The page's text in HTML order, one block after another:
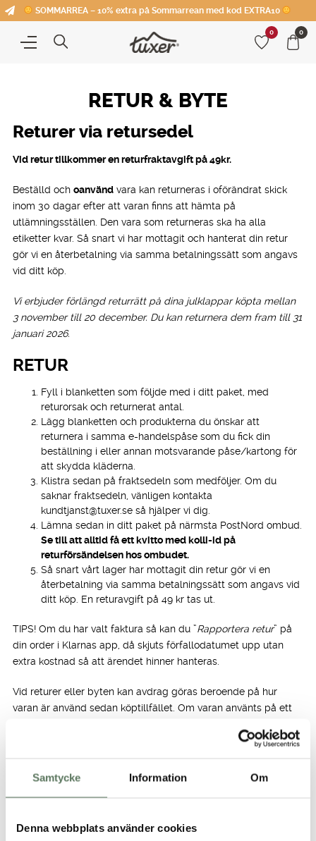
Samtycke Information Om
Denna webbplats använder cookies
SOMMARREA – 10% extra på Sommarrean med kod EXTRA10
0 0
RETUR & BYTE
Returer via retursedel
Vid retur tillkommer en returfraktavgift på 49kr.
Beställd ochoanvänd vara kan returneras i oförändrat skick
inom 30 dagar efter att varan finns att hämta på
utlämningsställen. Den vara som returneras ska ha alla
etiketter kvar. Så snart vi har mottagit och hanterat din retur
gör vi en återbetalning via samma betalningssätt som angavs
vid ditt köp.
Vi erbjuder förlängd returrätt på dina julklappar köpta mellan
3 november till 20 december. Du kan returnera dem fram till 31
januari 2026.
RETUR
Fyll i blanketten som följde med i ditt paket, med
returorsak och returnerat antal.
Lägg blanketten och produkterna du önskar att
returnera i samma e-handelspåse som du fick din
beställning i eller annan motsvarande påse/kartong för
att skydda kläderna.
Klistra sedan på fraktsedeln som medföljer. Om du
saknar fraktsedeln, vänligen kontakta
kundtjanst@tuxer.se så hjälper vi dig.
Lämna sedan in ditt paket på närmsta PostNord ombud.
Se till att alltid få ett kvitto med kolli-id på
returförsändelsen hos ombudet.
Så snart vårt lager har mottagit din retur gör vi en
återbetalning via samma betalningssätt som angavs vid
ditt köp. En returavgift på 49 kr tas ut.
TIPS! Om du har valt faktura så kan du ”Rapportera retur” på
din order i Klarnas app, då skjuts förfallodatumet upp utan
extra kostnad så att ärendet hinner hanteras.
Vid returer eller byten kan avdrag göras beroende på hur
varan är använd sedan köptillfället. Om varan använts på ett
skadats tar vi ut en avgift på 30 % av plaggets värde vid
BYTE
byta varan inom 30 dagar. Ett byte hos oss är kostnadsfritt.